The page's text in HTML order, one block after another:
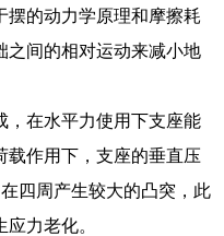
摆的动力学原理和摩擦耗
之间的相对运动来减小地
，在水平力使用下支座能
载作用下，支座的垂直压
四周产生较大的凸突，此
力老化。